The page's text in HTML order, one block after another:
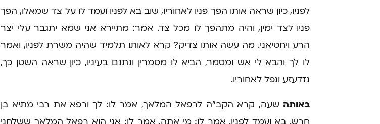
לפניו, כיון שראה אותו הפך פניו לאחוריו, שוב בא לפניו ועמד לו על צד שמאלו, הפך
פניו לצד ימין, והיה מתהפך לו מכל צד. אמר: מתיירא אני שמא יתגבר עלי יצר
הרע ויחטיאני. מה עשה אותו צדיק? קרא לאותו תלמיד שהיה משרת לפניו, ואמר
לו לך והבא לי אש ומסמר, הביא לו מסמרין ונתנם בעיניו, כיון שראה השטן כך,
נזדעזע ונפל לאחוריו.
באותה שעה, קרא הקב"ה לרפאל המלאך, אמר לו: לך ורפא את רבי מתיא בן
חרש. בא ועמד לפניו. אמר לו: מי אתה, אמר לו: אני הוא רפאל המלאך ששלחני